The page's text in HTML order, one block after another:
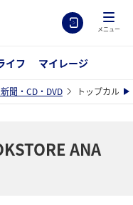
メニュー
イフ マイレージ
聞・CD・DVD トップカルチ
ANA